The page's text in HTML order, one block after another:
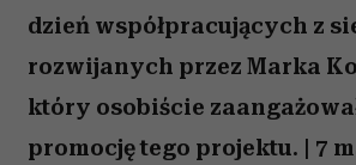
dzień współpracujących z
rozwijanych przez Marka
który osobiście
promocję tego projektu. | 7